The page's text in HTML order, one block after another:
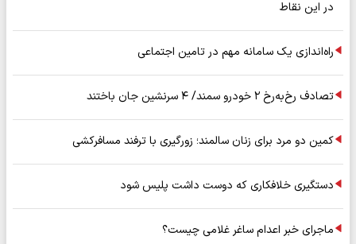
در این نقاط
راه‌اندازی یک سامانه مهم در تامین اجتماعی
تصادف رخ‌به‌رخ ۲ خودرو سمند/ ۴ سرنشین جان باختند
کمین دو مرد برای زنان سالمند؛ زورگیری با ترفند مسافرکشی
دستگیری خلافکاری که دوست داشت پلیس شود
ماجرای خبر اعدام ساغر غلامی چیست؟